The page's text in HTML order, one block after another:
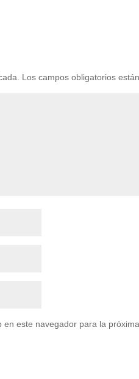
Los campos obligatorios
este navegador para la